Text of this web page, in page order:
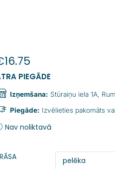
16.75
PIEGĀDE
Izņemšana: Stūraiņu iela 1A,
Piegāde: Izvēlieties pakomāts
Nav noliktavā